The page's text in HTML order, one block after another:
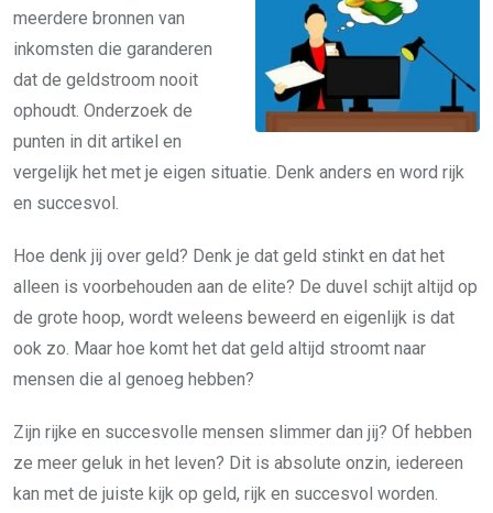
meerdere bronnen van
inkomsten die garanderen
dat de geldstroom nooit
ophoudt. Onderzoek de
punten in dit artikel en
vergelijk het met je eigen situatie. Denk anders en word rijk
en succesvol.
Hoe denk jij over geld? Denk je dat geld stinkt en dat het
alleen is voorbehouden aan de elite? De duvel schijt altijd op
de grote hoop, wordt weleens beweerd en eigenlijk is dat
ook zo. Maar hoe komt het dat geld altijd stroomt naar
mensen die al genoeg hebben?
Zijn rijke en succesvolle mensen slimmer dan jij? Of hebben
ze meer geluk in het leven? Dit is absolute onzin, iedereen
kan met de juiste kijk op geld, rijk en succesvol worden.